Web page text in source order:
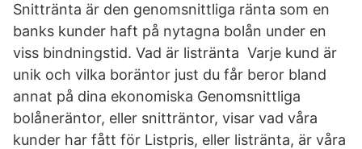
Snittränta är den genomsnittliga ränta som en
banks kunder haft på nytagna bolån under en
viss bindningstid. Vad är listränta Varje kund är
unik och vilka boräntor just du får beror bland
annat på dina ekonomiska Genomsnittliga
bolåneräntor, eller snitträntor, visar vad våra
kunder har fått för Listpris, eller listränta, är våra